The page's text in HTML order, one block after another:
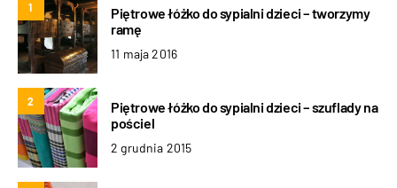
1
Piętrowe łóżko do sypialni dzieci – tworzymy
ramę
11 maja 2016
2
Piętrowe łóżko do sypialni dzieci – szuflady na
pościel
2 grudnia 2015